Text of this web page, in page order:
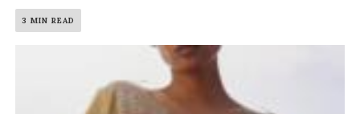
3 MIN READ